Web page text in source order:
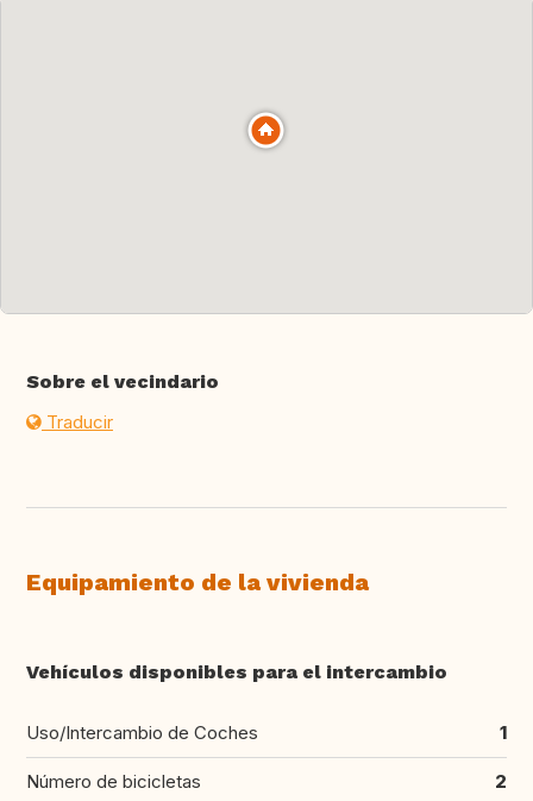
Sobre el vecindario
Traducir
Equipamiento de la vivienda
Vehículos disponibles para el intercambio
Uso/Intercambio de Coches 1
Número de bicicletas 2